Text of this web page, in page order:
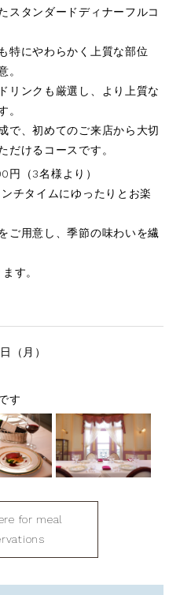
スタンダードディナーフルコ
特にやわらかく上質な部位
。
リンクも厳選し、より上質な
。
で、初めてのご来店から大切
だけるコースです。
（3名様より）
チタイムにゆったりとお楽
ご用意し、季節の味わいを繊
す。
（月）
す
for meal